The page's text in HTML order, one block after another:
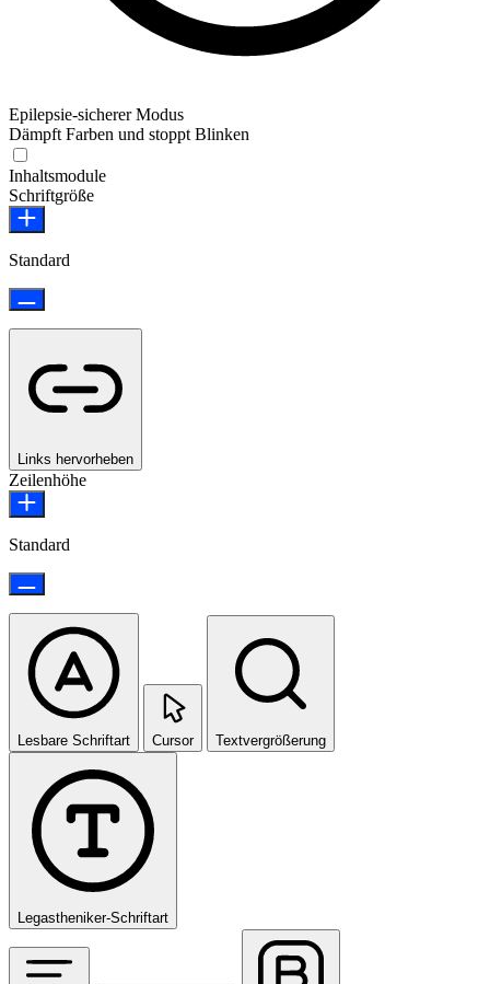
Epilepsie-sicherer Modus
Dämpft Farben und stoppt Blinken
Inhaltsmodule
Schriftgröße
Standard
Links hervorheben
Zeilenhöhe
Standard
Lesbare Schriftart Cursor Textvergrößerung
Legastheniker-Schriftart